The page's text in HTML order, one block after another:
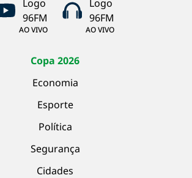
AO VIVO AO VIVO
Copa 2026
Economia
Esporte
Política
Segurança
Cidades